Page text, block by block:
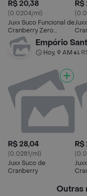
R$ 20,38
(0.0204/ml)
Juxx Suco Funcional de
Cranberry Zero
Açúcar
R$
Empório
Hoy, 9 AM•
R$ 28,04
(0.0281/ml)
Juxx Suco de
Cranberry
R$
Outras